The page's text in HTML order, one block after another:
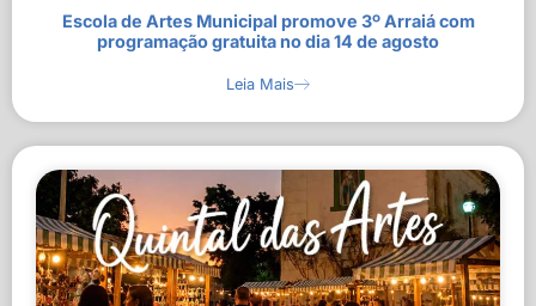
Escola de Artes Municipal promove 3º Arraiá com
programação gratuita no dia 14 de agosto
Leia Mais